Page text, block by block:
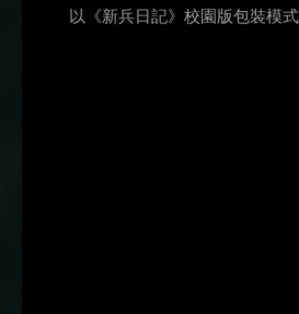
以《新兵日記》校園版包裝模